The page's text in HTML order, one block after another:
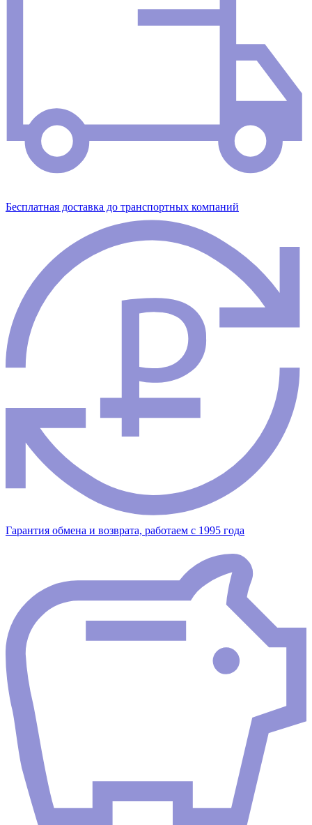
Бесплатная доставка до транспортных компаний
Гарантия обмена и возврата, работаем с 1995 года